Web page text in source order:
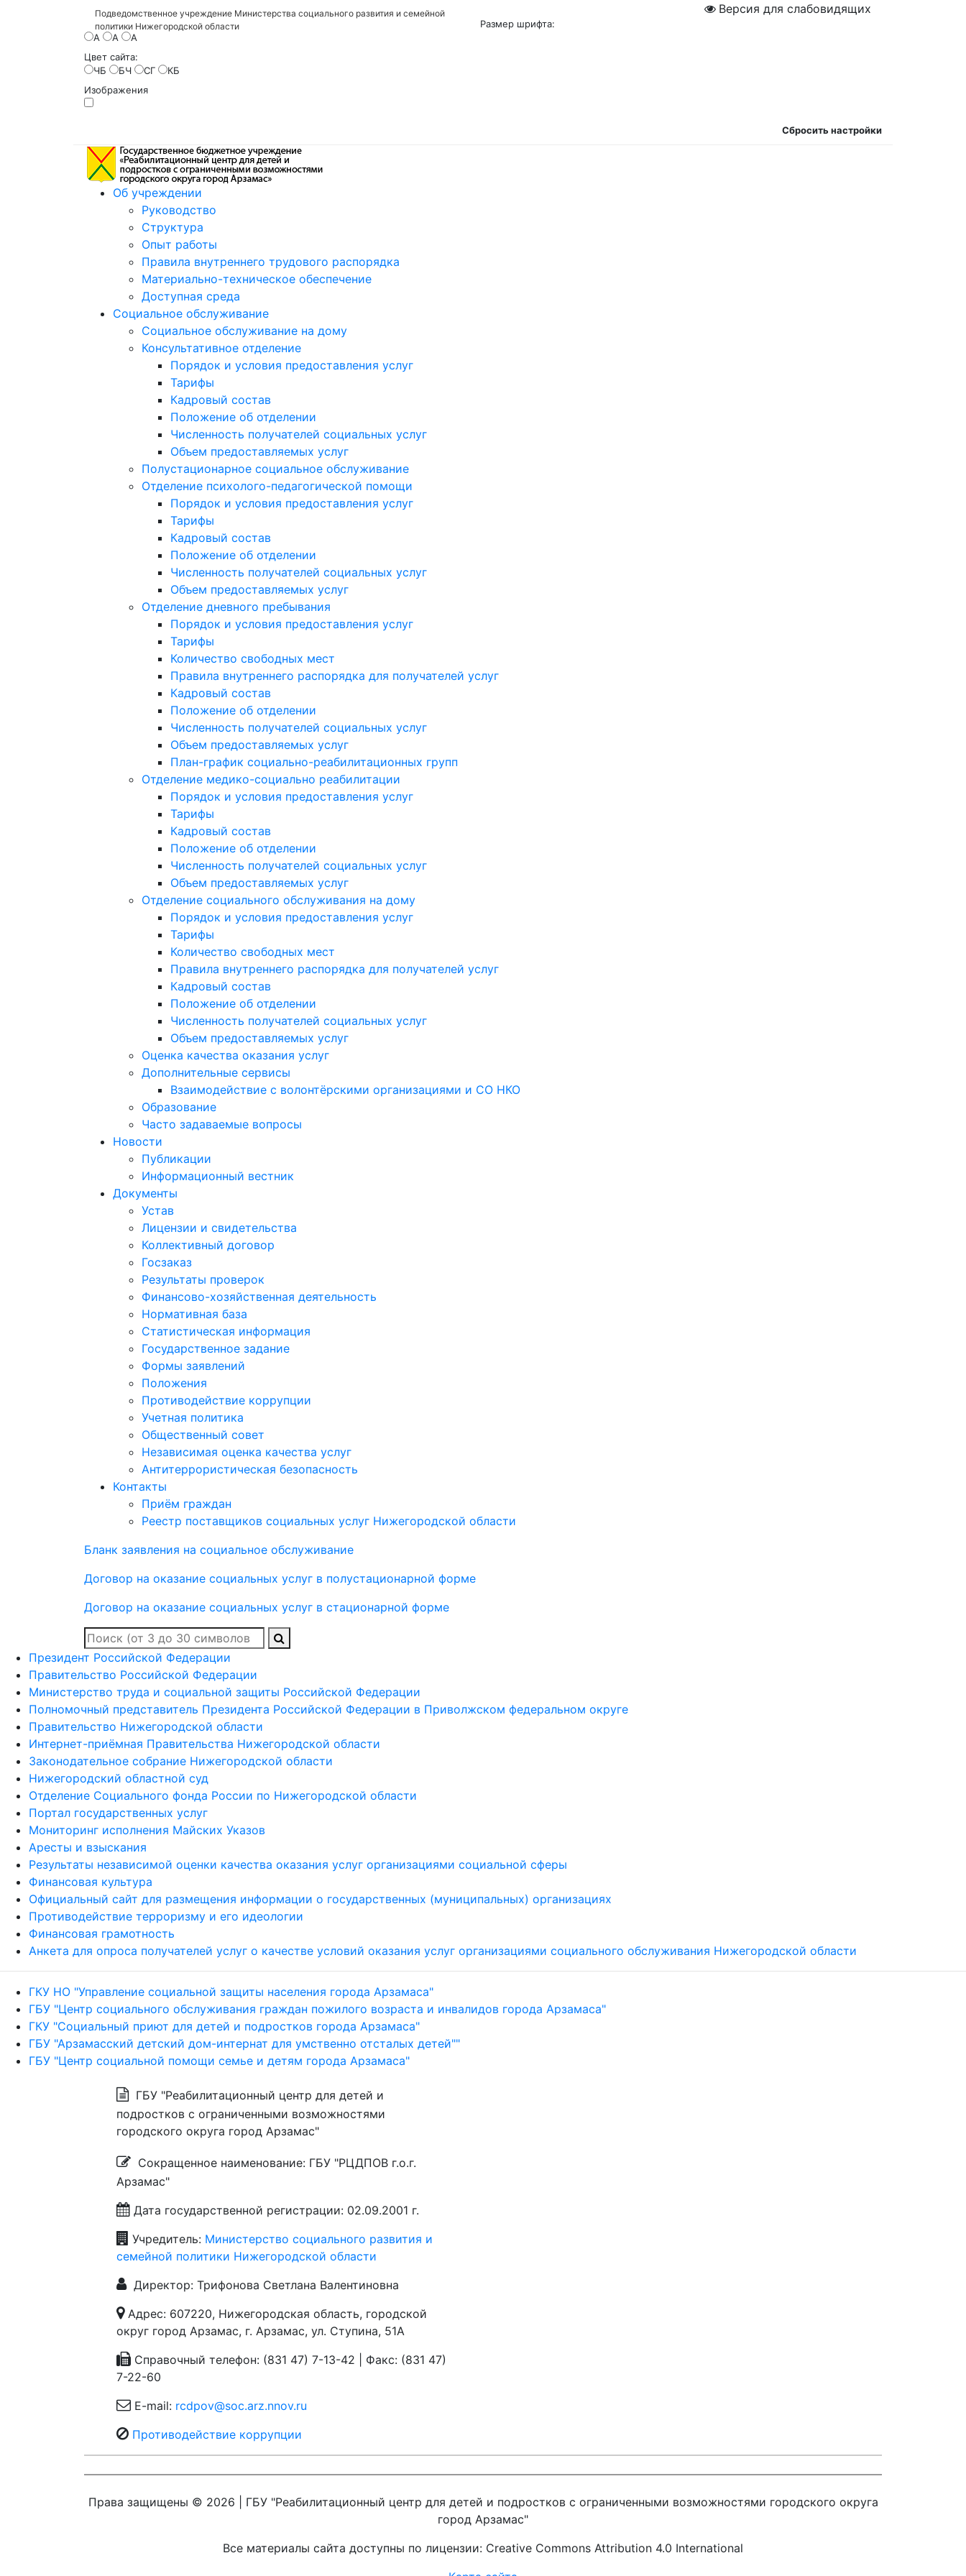
Подведомственное учреждение Министерства социального развития и семейной
политики Нижегородской области
Версия для слабовидящих
Размер шрифта:
A
A
A
Цвет сайта:
ЧБ
БЧ СГ
КБ
Изображения
Сбросить настройки
Об учреждении
Руководство
Структура
Опыт работы
Правила внутреннего трудового распорядка
Материально-техническое обеспечение
Доступная среда
Социальное обслуживание
Социальное обслуживание на дому
Консультативное отделение
Порядок и условия предоставления услуг
Тарифы
Кадровый состав
Положение об отделении
Численность получателей социальных услуг
Объем предоставляемых услуг
Полустационарное социальное обслуживание
Отделение психолого-педагогической помощи
Порядок и условия предоставления услуг
Тарифы
Кадровый состав
Положение об отделении
Численность получателей социальных услуг
Объем предоставляемых услуг
Отделение дневного пребывания
Порядок и условия предоставления услуг
Тарифы
Количество свободных мест
Правила внутреннего распорядка для получателей услуг
Кадровый состав
Положение об отделении
Численность получателей социальных услуг
Объем предоставляемых услуг
План-график социально-реабилитационных групп
Отделение медико-социально реабилитации
Порядок и условия предоставления услуг
Тарифы
Кадровый состав
Положение об отделении
Численность получателей социальных услуг
Объем предоставляемых услуг
Отделение социального обслуживания на дому
Порядок и условия предоставления услуг
Тарифы
Количество свободных мест
Правила внутреннего распорядка для получателей услуг
Кадровый состав
Положение об отделении
Численность получателей социальных услуг
Объем предоставляемых услуг
Оценка качества оказания услуг
Дополнительные сервисы
Взаимодействие с волонтёрскими организациями и СО НКО
Образование
Часто задаваемые вопросы
Новости
Публикации
Информационный вестник
Документы
Устав
Лицензии и свидетельства
Коллективный договор
Госзаказ
Результаты проверок
Финансово-хозяйственная деятельность
Нормативная база
Статистическая информация
Государственное задание
Формы заявлений
Положения
Противодействие коррупции
Учетная политика
Общественный совет
Независимая оценка качества услуг
Антитеррористическая безопасность
Контакты
Приём граждан
Реестр поставщиков социальных услуг Нижегородской области
Бланк заявления на социальное обслуживание
Договор на оказание социальных услуг в полустационарной форме
Договор на оказание социальных услуг в стационарной форме
Президент Российской Федерации
Правительство Российской Федерации
Министерство труда и социальной защиты Российской Федерации
Полномочный представитель Президента Российской Федерации в Приволжском федеральном округе
Правительство Нижегородской области
Интернет-приёмная Правительства Нижегородской области
Законодательное собрание Нижегородской области
Нижегородский областной суд
Отделение Социального фонда России по Нижегородской области
Портал государственных услуг
Мониторинг исполнения Майских Указов
Аресты и взыскания
Результаты независимой оценки качества оказания услуг организациями социальной сферы
Финансовая культура
Официальный сайт для размещения информации о государственных (муниципальных) организациях
Противодействие терроризму и его идеологии
Финансовая грамотность
Анкета для опроса получателей услуг о качестве условий оказания услуг организациями социального обслуживания Нижегородской области
ГКУ НО "Управление социальной защиты населения города Арзамаса"
ГБУ "Центр социального обслуживания граждан пожилого возраста и инвалидов города Арзамаса"
ГКУ "Социальный приют для детей и подростков города Арзамаса"
ГБУ "Арзамасский детский дом-интернат для умственно отсталых детей""
ГБУ "Центр социальной помощи семье и детям города Арзамаса"
ГБУ "Реабилитационный центр для детей и
подростков с ограниченными возможностями
городского округа город Арзамас"
Сокращенное наименование: ГБУ "РЦДПОВ г.о.г.
Арзамас"
Дата государственной регистрации: 02.09.2001 г.
Учредитель: Министерство социального развития и
семейной политики Нижегородской области
Директор: Трифонова Светлана Валентиновна
Адрес: 607220, Нижегородская область, городской
округ город Арзамас, г. Арзамас, ул. Ступина, 51А
Справочный телефон: (831 47) 7-13-42 | Факс: (831 47)
7-22-60
E-mail: rcdpov@soc.arz.nnov.ru
Противодействие коррупции
Права защищены © 2026 | ГБУ "Реабилитационный центр для детей и подростков с ограниченными возможностями городского округа
город Арзамас"
Все материалы сайта доступны по лицензии: Creative Commons Attribution 4.0 International